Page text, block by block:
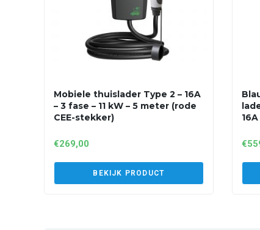
Mobiele thuislader Type 2 – 16A
– 3 fase – 11 kW – 5 meter (rode
CEE-stekker)
€269,00
BEKIJK PRODUCT
€